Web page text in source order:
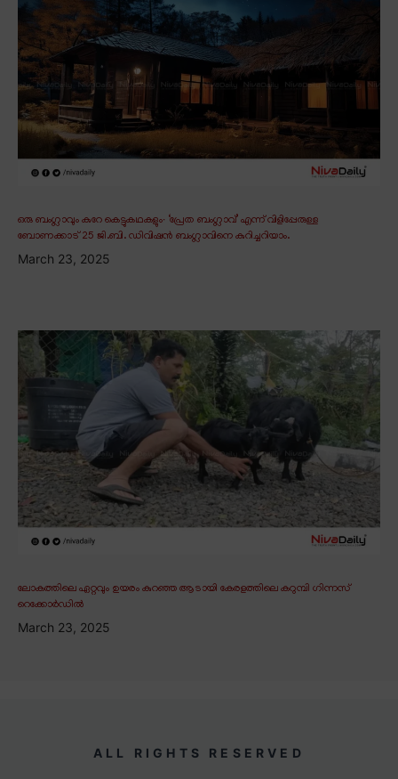
ഒരു ബംഗ്ലാവും കുറേ കെട്ടുകഥകളും∙ ‘പ്രേത ബംഗ്ലാവ്’ എന്ന് വിളിപ്പേരുള്ള
ബോണക്കാട് 25 ജി.ബി. ഡിവിഷൻ ബംഗ്ലാവിനെ കുറിച്ചറിയാം.
March 23, 2025
ലോകത്തിലെ ഏറ്റവും ഉയരം കുറഞ്ഞ ആടായി കേരളത്തിലെ കറുമ്പി ഗിന്നസ്
റെക്കോർഡിൽ
March 23, 2025
ALL RIGHTS RESERVED